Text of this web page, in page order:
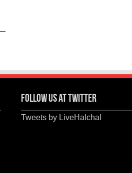
Follow us at Twitter
Tweets by LiveHalchal